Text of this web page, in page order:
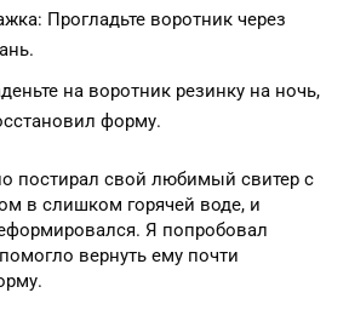
Прогладьте воротник через
на воротник резинку на ночь,
форму.
постирал свой любимый свитер с
в слишком горячей воде, и
Я попробовал
вернуть ему почти